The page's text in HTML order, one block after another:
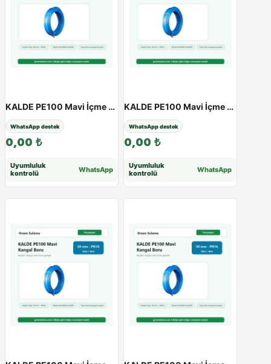
KALDE PE100 Mavi İçme Suyu Kangal Boru | 20 - 63 mm | PN10 - PN16 - 40 / 10Atü
WhatsApp destek
0,00 ₺
Uyumluluk
kontrolü
WhatsApp
KALDE PE100 Mavi İçme Suyu Kangal Boru | 20 - 63 mm | PN10 - PN16 - 40 / 16Atü
WhatsApp destek
0,00 ₺
Uyumluluk
kontrolü
WhatsApp